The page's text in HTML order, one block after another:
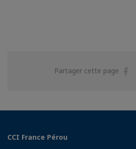
Partager cette page
CCI France Pérou